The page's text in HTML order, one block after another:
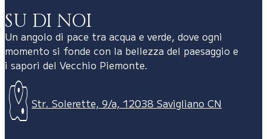
SU DI NOI
Un angolo di pace tra acqua e verde, dove ogni
momento si fonde con la bellezza del paesaggio e
i sapori del Vecchio Piemonte.
Str. Solerette, 9/a, 12038 Savigliano CN